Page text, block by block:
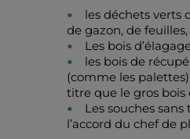
les déchets verts
de gazon, de
Les bois
les bois de
(comme les
titre que le gros bois
Les souches
l’accord du chef de